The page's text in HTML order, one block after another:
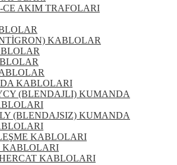
CE AKIM TRAFOLARI
KABLOLAR
KABLOLARI
(BLENDAJLI) KUMANDA
(BLENDAJSIZ) KUMANDA
KABLOLARI
KABLOLARI
KABLOLARI